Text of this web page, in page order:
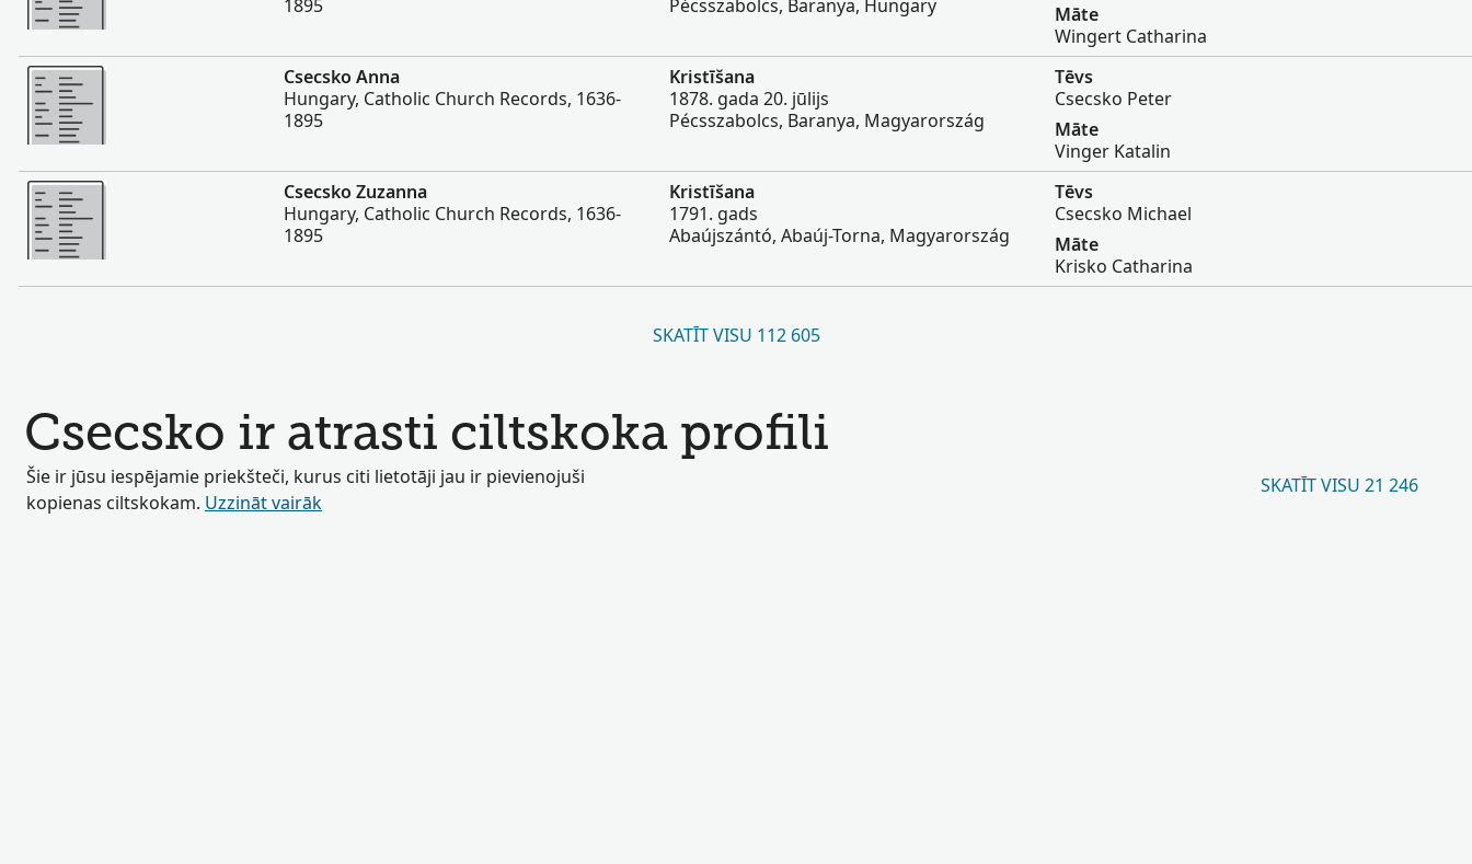
1895
Pécsszabolcs, Baranya, Hungary
Māte
Wingert Catharina
Vairāk
Csecsko Anna
Hungary, Catholic Church Records, 1636-
1895
Kristīšana
1878. gada 20. jūlijs
Pécsszabolcs, Baranya, Magyarország
Tēvs
Csecsko Peter
Māte
Vinger Katalin
Vairāk
Csecsko Zuzanna
Hungary, Catholic Church Records, 1636-
1895
Kristīšana
1791. gads
Abaújszántó, Abaúj-Torna, Magyarország
Tēvs
Csecsko Michael
Māte
Krisko Catharina
SKATĪT VISU 112 605
Csecsko ir atrasti ciltskoka profili
Šie ir jūsu iespējamie priekšteči, kurus citi lietotāji jau ir pievienojuši
kopienas ciltskokam. Uzzināt vairāk
SKATĪT VISU 21 246